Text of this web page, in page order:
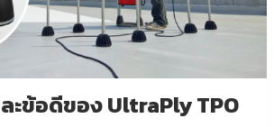
ะข้อดีของ UltraPly TPO